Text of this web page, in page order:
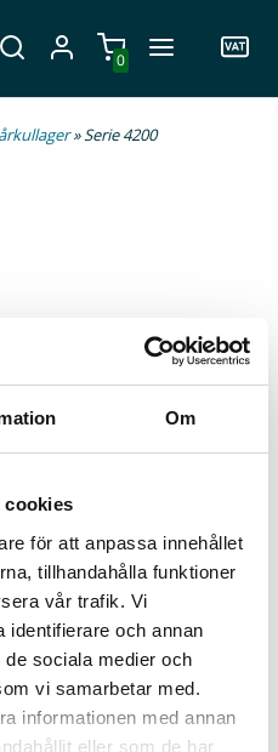
Om
cookies
för att anpassa innehållet
tillhandahålla funktioner
vår trafik. Vi
identifierare och annan
sociala medier och
vi samarbetar med.
informationen med annan
eller som de har
0
» Serie 4200
Köp
360,00 :-
395,00 :- Köp
455,00 :- Köp
550,00 :- Köp
605,00 :- Köp